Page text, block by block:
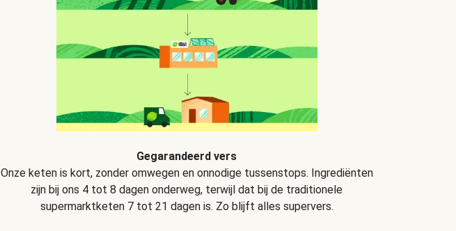
Gegarandeerd vers
Onze keten is kort, zonder omwegen en onnodige tussenstops. Ingrediënten
zijn bij ons 4 tot 8 dagen onderweg, terwijl dat bij de traditionele
supermarktketen 7 tot 21 dagen is. Zo blijft alles supervers.